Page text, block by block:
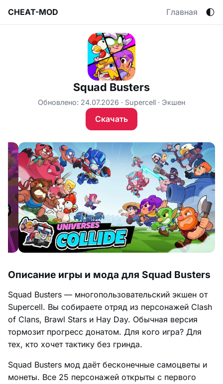
CHEAT-MOD Главная 🌓
Squad Busters
Обновлено: 24.07.2026 Supercell Экшен
Скачать
Описание игры и мода для Squad Busters
Squad Busters — многопользовательский экшен от
Supercell. Вы собираете отряд из персонажей Clash
of Clans, Brawl Stars и Hay Day. Обычная версия
тормозит прогресс донатом. Для кого игра? Для
тех, кто хочет тактику без гринда.
Squad Busters мод даёт бесконечные самоцветы и
монеты. Все 25 персонажей открыты с первого